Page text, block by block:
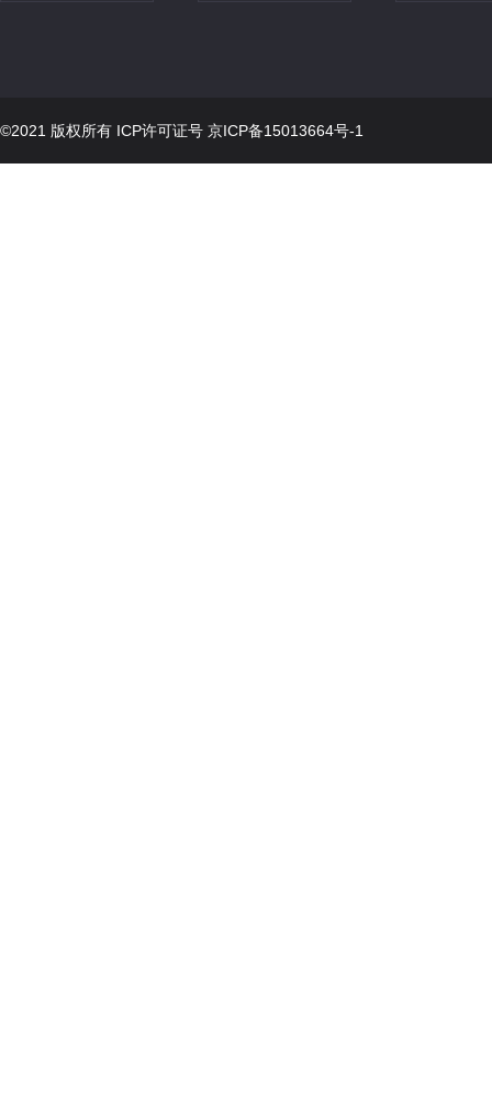
©2021 版权所有 ICP许可证号 京ICP备15013664号-1